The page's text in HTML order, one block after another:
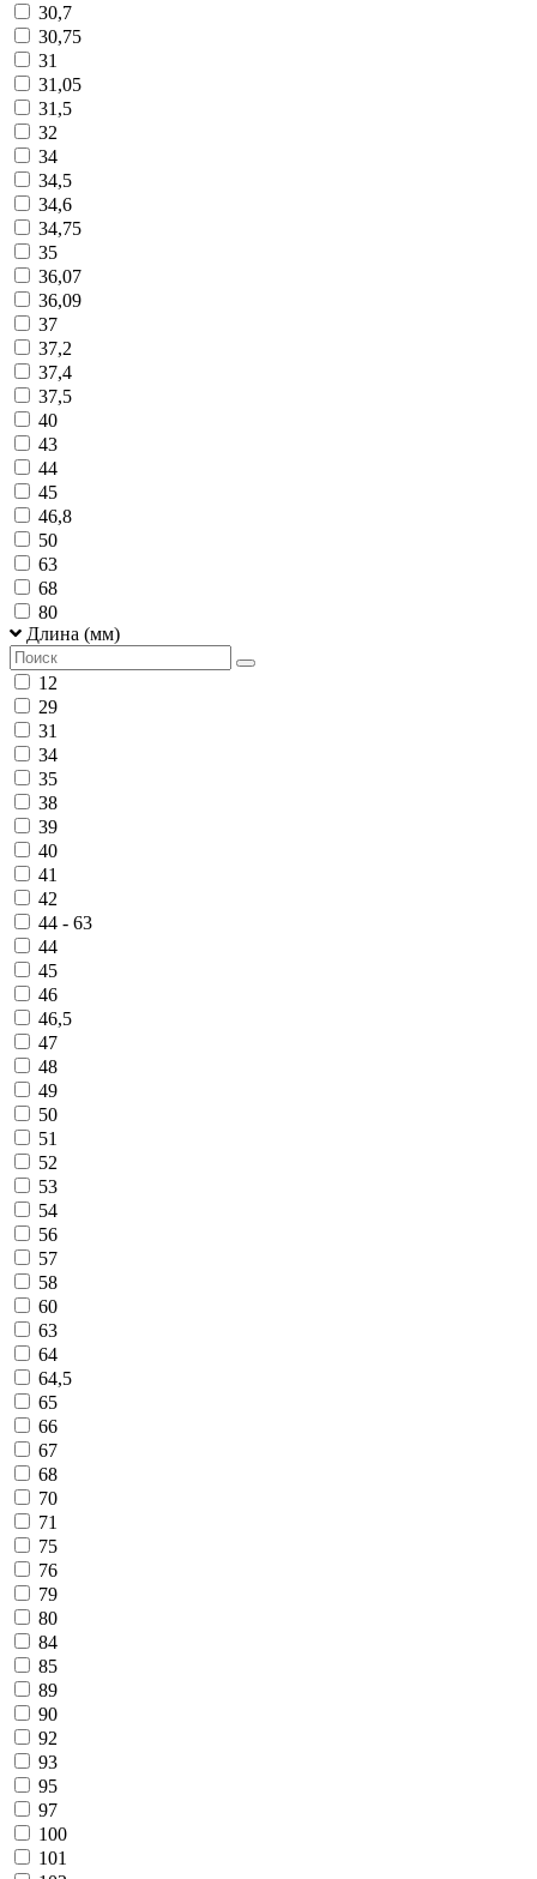
30,7
30,75
31
31,05
31,5
32
34
34,5
34,6
34,75
35
36,07
36,09
37
37,2
37,4
37,5
40
43
44
45
46,8
50
63
68
80
Длина (мм)
12
29
31
34
35
38
39
40
41
42
44 - 63
44
45
46
46,5
47
48
49
50
51
52
53
54
56
57
58
60
63
64
64,5
65
66
67
68
70
71
75
76
79
80
84
85
89
90
92
93
95
97
100
101